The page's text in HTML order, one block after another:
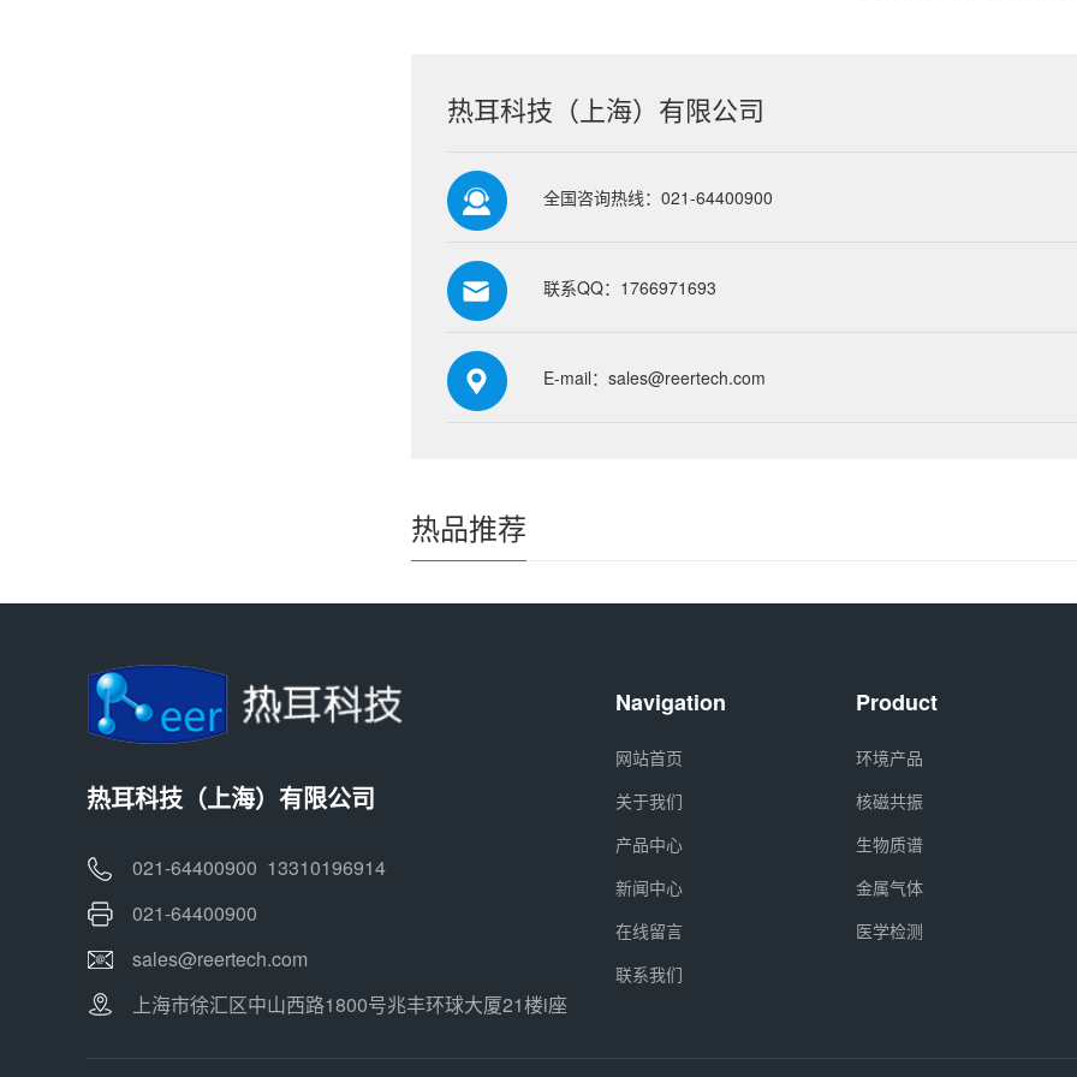
热耳科技（上海）有限公司
全国咨询热线：021-64400900
联系QQ：1766971693
E-mail：sales@reertech.com
热品推荐
热耳科技（上海）有限公司
021-64400900 13310196914
021-64400900
sales@reertech.com
上海市徐汇区中山西路1800号兆丰环球大厦21楼i座
Navigation
网站首页
关于我们
产品中心
新闻中心
在线留言
联系我们
Product
环境产品
核磁共振
生物质谱
金属气体
医学检测